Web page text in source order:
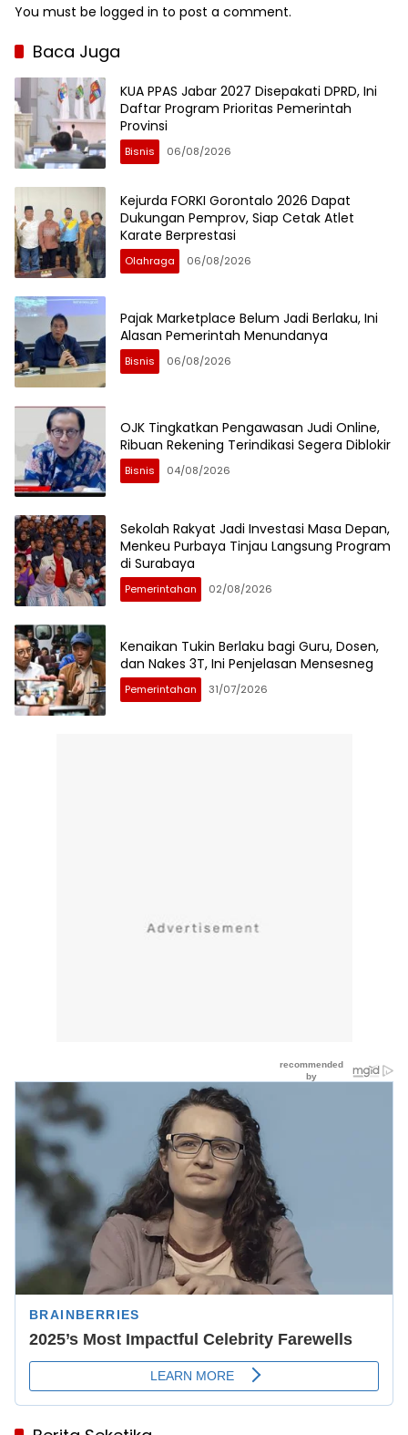
You must be logged in to post a comment.
Baca Juga
KUA PPAS Jabar 2027 Disepakati DPRD, Ini
Daftar Program Prioritas Pemerintah
Provinsi
Bisnis 06/08/2026
Kejurda FORKI Gorontalo 2026 Dapat
Dukungan Pemprov, Siap Cetak Atlet
Karate Berprestasi
Olahraga 06/08/2026
Pajak Marketplace Belum Jadi Berlaku, Ini
Alasan Pemerintah Menundanya
Bisnis 06/08/2026
OJK Tingkatkan Pengawasan Judi Online,
Ribuan Rekening Terindikasi Segera Diblokir
Bisnis 04/08/2026
Sekolah Rakyat Jadi Investasi Masa Depan,
Menkeu Purbaya Tinjau Langsung Program
di Surabaya
Pemerintahan 02/08/2026
Kenaikan Tukin Berlaku bagi Guru, Dosen,
dan Nakes 3T, Ini Penjelasan Mensesneg
Pemerintahan 31/07/2026